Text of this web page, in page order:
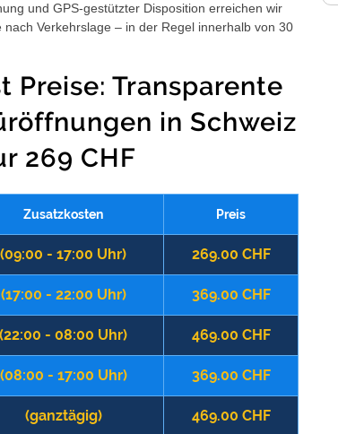
und GPS-gestützter Disposition erreichen wir
Verkehrslage – in der Regel innerhalb von 30
Preise: Transparente
in Schweiz
269 CHF
Zusatzkosten Preis
(09:00 - 17:00 Uhr) 269.00 CHF
(17:00 - 22:00 Uhr) 369.00 CHF
(22:00 - 08:00 Uhr) 469.00 CHF
(08:00 - 17:00 Uhr) 369.00 CHF
(ganztägig) 469.00 CHF